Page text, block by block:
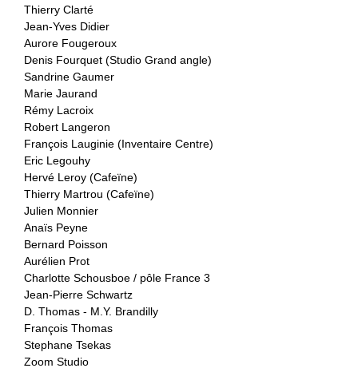
Thierry Clarté
Jean-Yves Didier
Aurore Fougeroux
Denis Fourquet (Studio Grand angle)
Sandrine Gaumer
Marie Jaurand
Rémy Lacroix
Robert Langeron
François Lauginie (Inventaire Centre)
Eric Legouhy
Hervé Leroy (Cafeïne)
Thierry Martrou (Cafeïne)
Julien Monnier
Anaïs Peyne
Bernard Poisson
Aurélien Prot
Charlotte Schousboe / pôle France 3
Jean-Pierre Schwartz
D. Thomas - M.Y. Brandilly
François Thomas
Stephane Tsekas
Zoom Studio